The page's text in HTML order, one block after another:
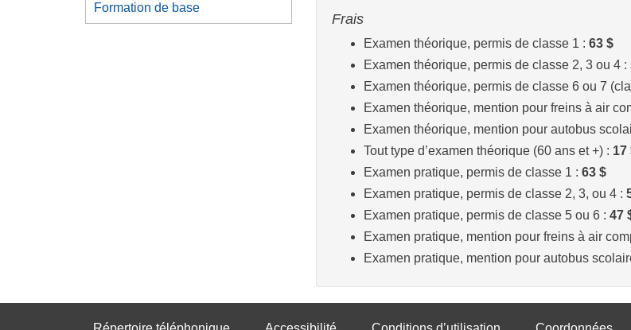
Formation de base
Frais
Examen théorique, permis de classe 1 : 63 $
Examen théorique, permis de classe 2, 3 ou 4 :
Examen théorique, permis de classe 6 ou 7
Examen théorique, mention pour freins à air
Examen théorique, mention pour autobus
Tout type d’examen théorique (60 ans et +) : 17
Examen pratique, permis de classe 1 : 63 $
Examen pratique, permis de classe 2, 3, ou 4 :
Examen pratique, permis de classe 5 ou 6 : 47
Examen pratique, mention pour freins à air
Examen pratique, mention pour autobus